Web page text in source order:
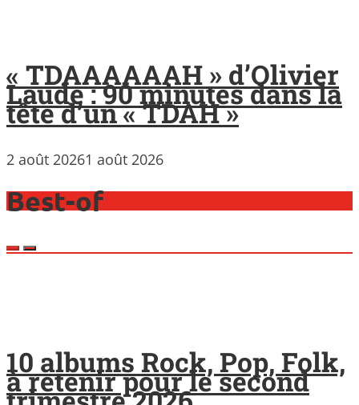
« TDAAAAAAH » d’Olivier
Laude : 90 minutes dans la
tête d’un « TDAH »
2 août 20261 août 2026
Best-of
10 albums Rock, Pop, Folk,
à retenir pour le second